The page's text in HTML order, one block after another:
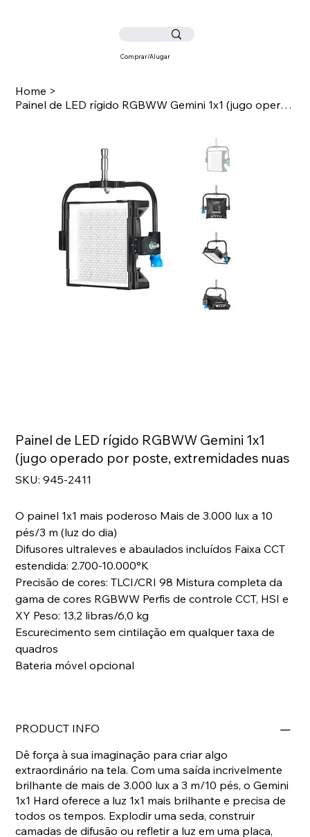
Comprar/Alugar
Home >
Painel de LED rígido RGBWW Gemini 1x1 (jugo operado por poste, extremidades nuas
Painel de LED rígido RGBWW Gemini 1x1
(jugo operado por poste, extremidades nuas
SKU: SKU
945-
945-2411
O painel 1x1 mais poderoso Mais de 3.000 lux a 10
pés/3 m (luz do dia)
Difusores ultraleves e abaulados incluídos Faixa CCT
estendida: 2.700-10.000°K
Precisão de cores: TLCI/CRI 98 Mistura completa da
gama de cores RGBWW Perfis de controle CCT, HSI e
XY Peso: 13,2 libras/6,0 kg
Escurecimento sem cintilação em qualquer taxa de
quadros
Bateria móvel opcional
PRODUCT INFO
Dê força à sua imaginação para criar algo
extraordinário na tela. Com uma saída incrivelmente
brilhante de mais de 3.000 lux a 3 m/10 pés, o Gemini
1x1 Hard oferece a luz 1x1 mais brilhante e precisa de
todos os tempos. Explodir uma seda, construir
camadas de difusão ou refletir a luz em uma placa,